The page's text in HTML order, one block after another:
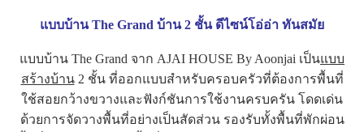
แบบบ้าน The Grand บ้าน 2 ชั้น ดีไซน์โอ่อ่า ทันสมัย
แบบบ้าน The Grand จาก AJAI HOUSE By Aoonjai เป็นแบบ
สร้างบ้าน2 ชั้น ที่ออกแบบสำหรับครอบครัวที่ต้องการพื้นที่
ใช้สอยกว้างขวางและฟังก์ชันการใช้งานครบครัน โดดเด่น
ด้วยการจัดวางพื้นที่อย่างเป็นสัดส่วน รองรับทั้งพื้นที่พักผ่อน